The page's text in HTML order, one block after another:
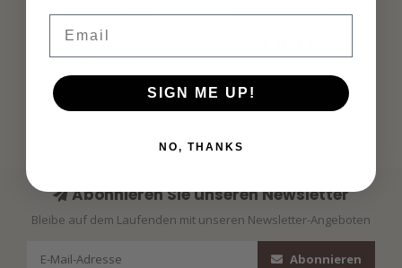
Nonora Top
Offwhite Gold
€39,99
Niso Jacket Sand
Abonnieren Sie unseren Newsletter
Bleibe auf dem Laufenden mit unseren Newsletter-Angeboten
Abonnieren
SIGN ME UP!
NO, THANKS